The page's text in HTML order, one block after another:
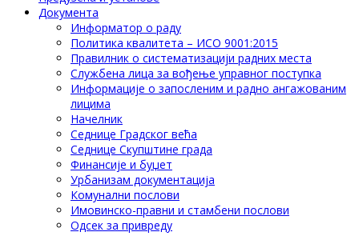
Документа
Информатор о раду
Политика квалитета – ИСО 9001:2015
Правилник о систематизацији радних места
Службена лица за вођење управног поступка
Информације о запосленим и радно ангажованим
лицима
Начелник
Седнице Градског већа
Седнице Скупштине града
Финансије и буџет
Урбанизам документација
Комунални послови
Имовинско-правни и стамбени послови
Одсек за привреду